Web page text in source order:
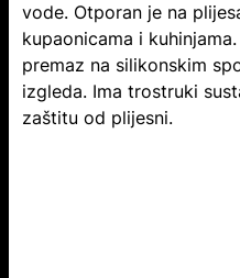
vode. Otporan je na
kupaonicama i
premaz na silikonskim
izgleda. Ima trostruki
zaštitu od plijesni.